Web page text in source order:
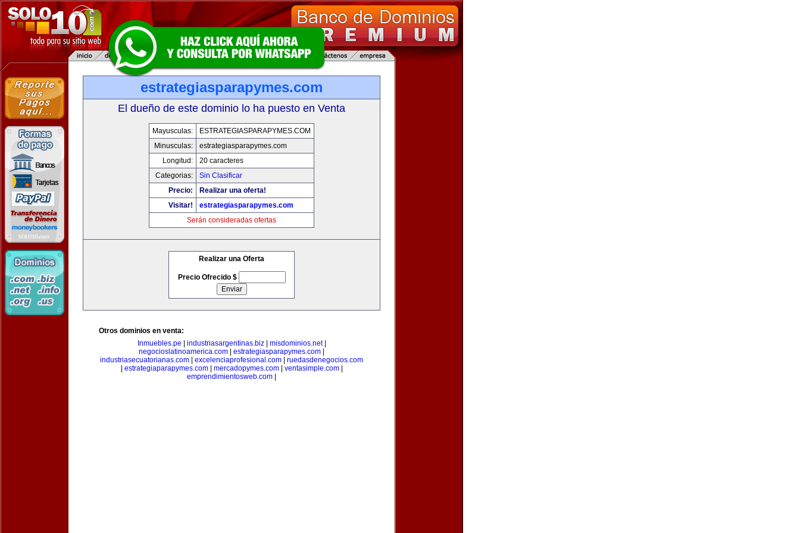
estrategiasparapymes.com
El dueño de este dominio lo ha puesto en Venta
Mayusculas:
ESTRATEGIASPARAPYMES.COM
Minusculas:
estrategiasparapymes.com
Longitud:
20 caracteres
Categorias:
Sin Clasificar
Precio:
Realizar una oferta!
Visitar!
estrategiasparapymes.com
Serán consideradas ofertas
Realizar una Oferta
Precio Ofrecido $
Otros dominios en venta:
Inmuebles.pe
industriasargentinas.biz| misdominios.net|
negocioslatinoamerica.com
estrategiasparapymes.com
industriasecuatorianas.com
excelenciaprofesional.com
ruedasdenegocios.com
estrategiaparapymes.com| mercadopymes.com| ventasimple.com|
emprendimientosweb.com